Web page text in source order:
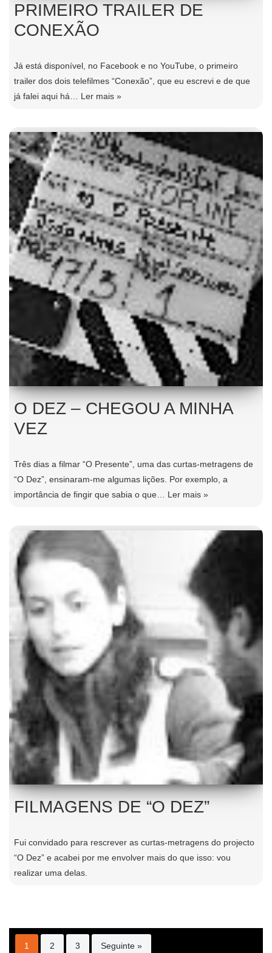
PRIMEIRO TRAILER DE
CONEXÃO
Já está disponível, no Facebook e no YouTube, o primeiro
trailer dos dois telefilmes “Conexão”, que eu escrevi e de que
já falei aqui há… Ler mais »
O DEZ – CHEGOU A MINHA
VEZ
Três dias a filmar “O Presente”, uma das curtas-metragens de
“O Dez”, ensinaram-me algumas lições. Por exemplo, a
importância de fingir que sabia o que… Ler mais »
FILMAGENS DE “O DEZ”
Fui convidado para rescrever as curtas-metragens do projecto
“O Dez” e acabei por me envolver mais do que isso: vou
realizar uma delas.
1 2 3 Seguinte »